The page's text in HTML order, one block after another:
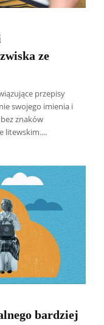
ze
przepisy
swojego imienia i
znaków
litewskim....
bardziej